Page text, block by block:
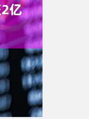
38.65